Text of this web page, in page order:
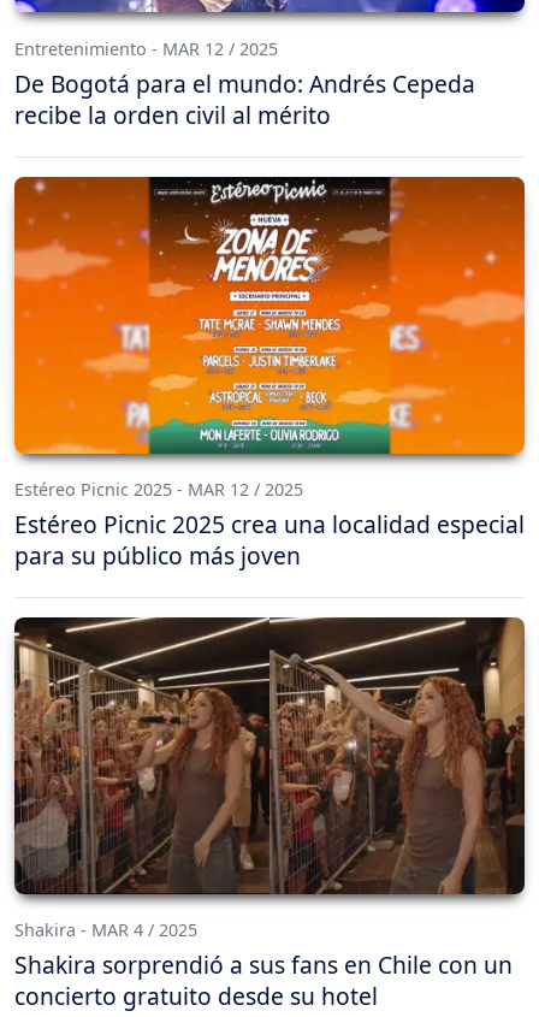
Entretenimiento - MAR 12 / 2025
De Bogotá para el mundo: Andrés Cepeda
recibe la orden civil al mérito
Estéreo Picnic 2025 - MAR 12 / 2025
Estéreo Picnic 2025 crea una localidad especial
para su público más joven
Shakira - MAR 4 / 2025
Shakira sorprendió a sus fans en Chile con un
concierto gratuito desde su hotel